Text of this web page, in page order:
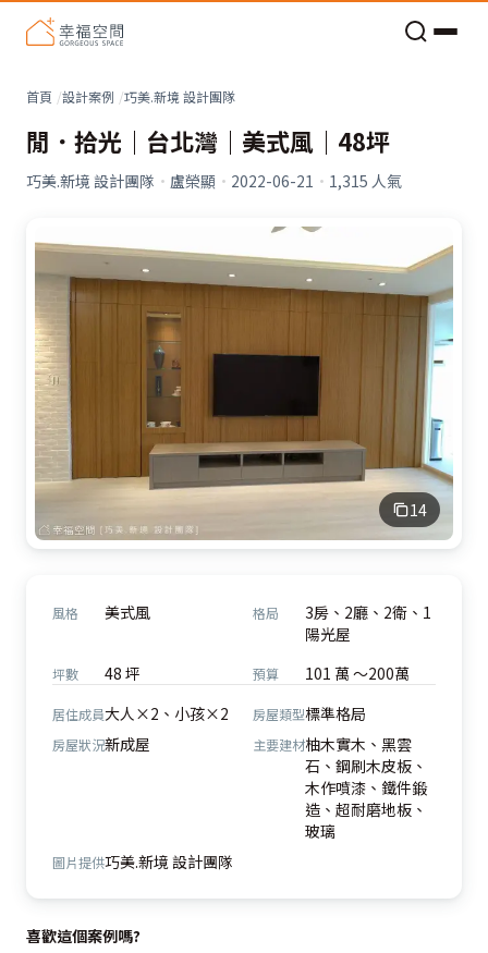
首頁 設計案例 巧美.新境 設計團隊
閒．拾光｜台北灣｜美式風｜48坪
巧美.新境 設計團隊 · 盧榮顯 · 2022-06-21 · 1,315 人氣
14
風格 美式風 格局
3房、2廳、2衛、1
陽光屋
坪數 48 坪 預算 101 萬 ～200萬
居住成員大人×2、小孩×2 房屋類型標準格局
房屋狀況新成屋 主要建材柚木實木、黑雲
石、鋼刷木皮板、
木作噴漆、鐵件鍛
造、超耐磨地板、
玻璃
圖片提供巧美.新境 設計團隊
喜歡這個案例嗎?